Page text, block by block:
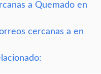
a Quemado en
cercanas a en